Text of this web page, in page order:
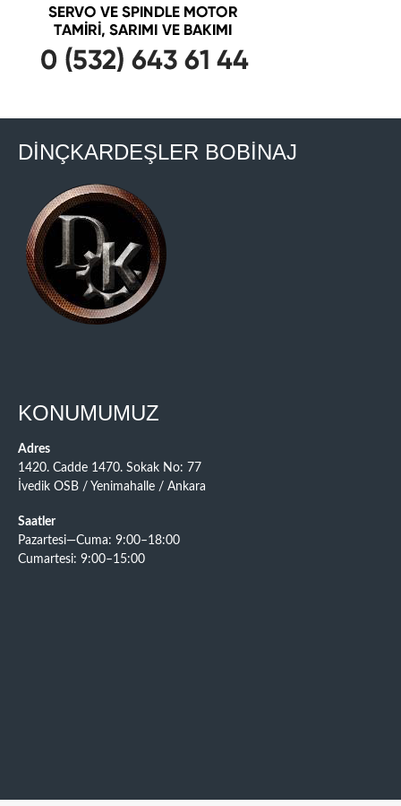
DİNÇKARDEŞLER BOBİNAJ
KONUMUMUZ
Adres
1420. Cadde 1470. Sokak No: 77
İvedik OSB / Yenimahalle / Ankara
Saatler
Pazartesi—Cuma: 9:00–18:00
Cumartesi: 9:00–15:00